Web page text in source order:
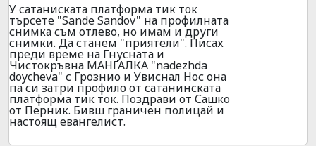
У сатаниската платформа тик ток
търсете "Sande Sandov" на профилната
снимка съм отлево, но имам и други
снимки. Да станем "приятели". Писах
преди време на Гнусната и
Чистокръвна МАНГАЛКА "nadezhda
doycheva" с Грознио и Увиснал Нос она
па си затри профило от сатанинската
платформа тик ток. Поздрави от Сашко
от Перник. Бивш граничен полицай и
настоящ евангелист.